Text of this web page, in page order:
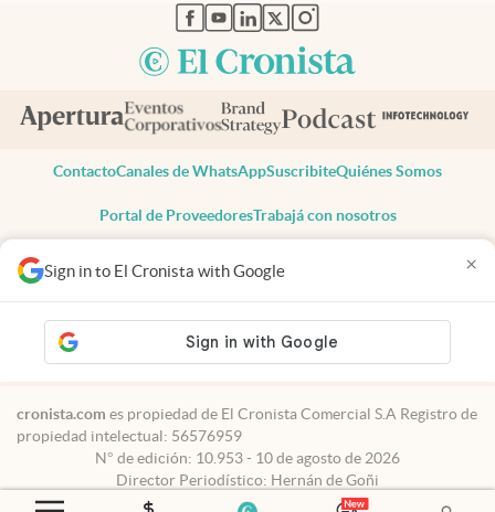
Sign in to El Cronista with Google ×
abre en nueva pestaña
abre en nueva pestaña
abre en nueva pestaña
abre en nueva pestaña
abre en nueva pestaña
ContactoCanales de WhatsAppSuscribiteQuiénes Somos
Portal de ProveedoresTrabajá con nosotros
Todos los derechos reservados
Privacidad
Consentimiento
Tel:+54 11 7078-3270
cronista.com es propiedad de El Cronista Comercial S.A Registro de
propiedad intelectual: 56576959
N° de edición: 10.953 - 10 de agosto de 2026
Director Periodístico: Hernán de Goñi